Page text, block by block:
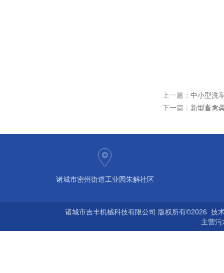
上一篇： 中小型洗
下一篇： 新型畜禽
诸城市密州街道工业园朱解社区
诸城市吉丰机械科技有限公司 版权所有©2026 技
主营污